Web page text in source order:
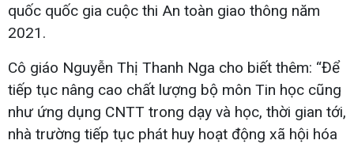
quốc quốc gia cuộc thi An toàn giao thông năm
2021.
Cô giáo Nguyễn Thị Thanh Nga cho biết thêm: “Để
tiếp tục nâng cao chất lượng bộ môn Tin học cũng
như ứng dụng CNTT trong dạy và học, thời gian tới,
nhà trường tiếp tục phát huy hoạt động xã hội hóa